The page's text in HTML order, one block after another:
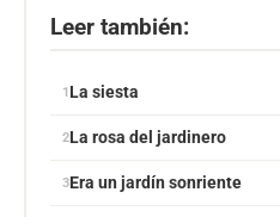
Leer también:
La siesta
La rosa del jardinero
Era un jardín sonriente